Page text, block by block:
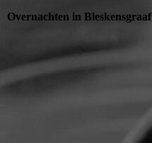
Overnachten in Bleskensgraaf